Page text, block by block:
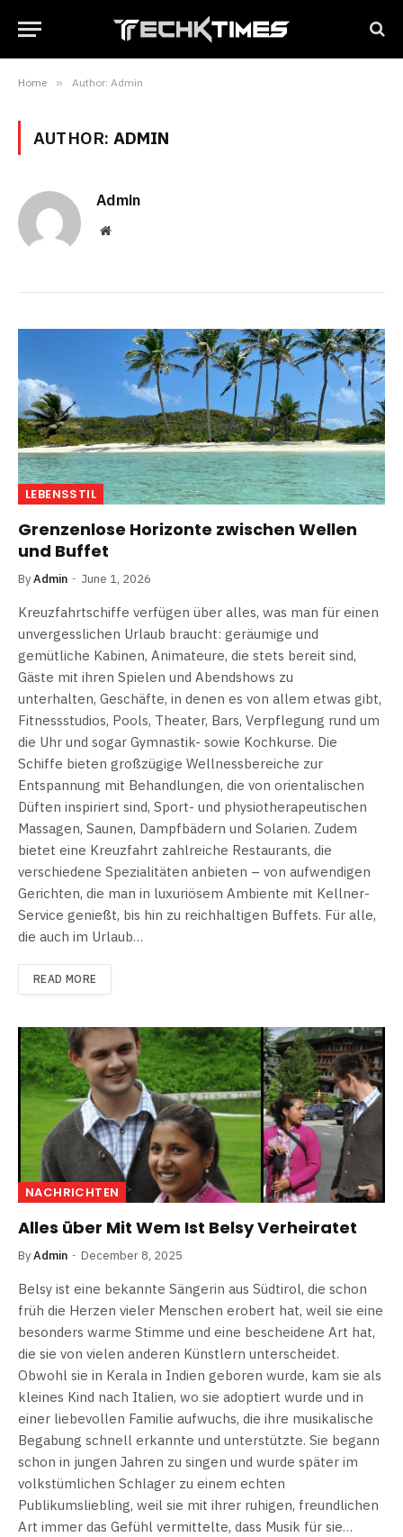
Home » Author: Admin
AUTHOR: ADMIN
Admin
Website
LEBENSSTIL
Grenzenlose Horizonte zwischen Wellen
und Buffet
ByAdmin June 1, 2026
Kreuzfahrtschiffe verfügen über alles, was man für einen
unvergesslichen Urlaub braucht: geräumige und
gemütliche Kabinen, Animateure, die stets bereit sind,
Gäste mit ihren Spielen und Abendshows zu
unterhalten, Geschäfte, in denen es von allem etwas gibt,
Fitnessstudios, Pools, Theater, Bars, Verpflegung rund um
die Uhr und sogar Gymnastik- sowie Kochkurse. Die
Schiffe bieten großzügige Wellnessbereiche zur
Entspannung mit Behandlungen, die von orientalischen
Düften inspiriert sind, Sport- und physiotherapeutischen
Massagen, Saunen, Dampfbädern und Solarien. Zudem
bietet eine Kreuzfahrt zahlreiche Restaurants, die
verschiedene Spezialitäten anbieten – von aufwendigen
Gerichten, die man in luxuriösem Ambiente mit Kellner-
Service genießt, bis hin zu reichhaltigen Buffets. Für alle,
die auch im Urlaub…
READ MORE
NACHRICHTEN
Alles über Mit Wem Ist Belsy Verheiratet
ByAdmin December 8, 2025
Belsy ist eine bekannte Sängerin aus Südtirol, die schon
früh die Herzen vieler Menschen erobert hat, weil sie eine
besonders warme Stimme und eine bescheidene Art hat,
die sie von vielen anderen Künstlern unterscheidet.
Obwohl sie in Kerala in Indien geboren wurde, kam sie als
kleines Kind nach Italien, wo sie adoptiert wurde und in
einer liebevollen Familie aufwuchs, die ihre musikalische
Begabung schnell erkannte und unterstützte. Sie begann
schon in jungen Jahren zu singen und wurde später im
volkstümlichen Schlager zu einem echten
Publikumsliebling, weil sie mit ihrer ruhigen, freundlichen
Art immer das Gefühl vermittelte, dass Musik für sie…